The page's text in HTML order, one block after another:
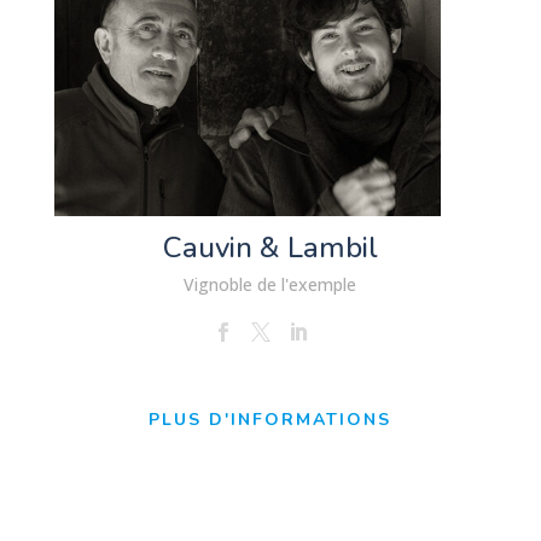
Cauvin & Lambil
Vignoble de l'exemple
PLUS D'INFORMATIONS